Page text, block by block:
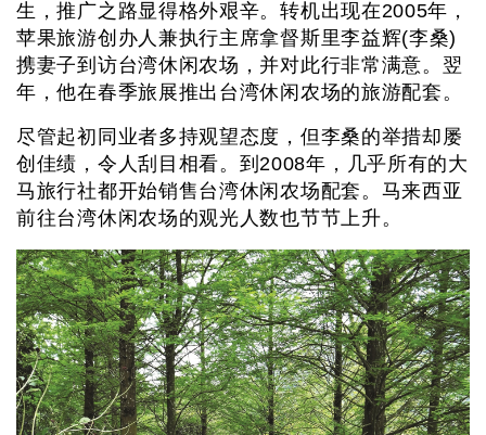
生，推广之路显得格外艰辛。转机出现在2005年，
苹果旅游创办人兼执行主席拿督斯里李益辉(李桑)
携妻子到访台湾休闲农场，并对此行非常满意。翌
年，他在春季旅展推出台湾休闲农场的旅游配套。
尽管起初同业者多持观望态度，但李桑的举措却屡
创佳绩，令人刮目相看。到2008年，几乎所有的大
马旅行社都开始销售台湾休闲农场配套。马来西亚
前往台湾休闲农场的观光人数也节节上升。